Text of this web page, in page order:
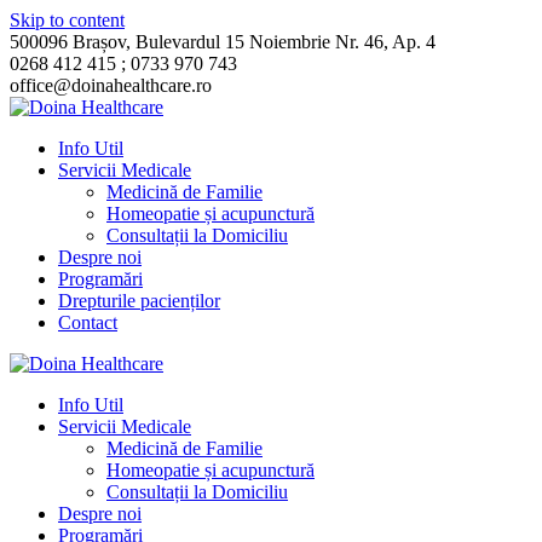
Skip to content
500096 Brașov, Bulevardul 15 Noiembrie Nr. 46, Ap. 4
0268 412 415 ; 0733 970 743
office@doinahealthcare.ro
Info Util
Servicii Medicale
Medicină de Familie
Homeopatie și acupunctură
Consultații la Domiciliu
Despre noi
Programări
Drepturile pacienților
Contact
Info Util
Servicii Medicale
Medicină de Familie
Homeopatie și acupunctură
Consultații la Domiciliu
Despre noi
Programări